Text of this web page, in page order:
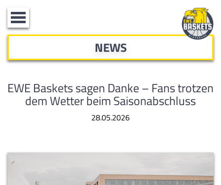
Toggle
navigation
NEWS
EWE Baskets sagen Danke – Fans trotzen
dem Wetter beim Saisonabschluss
28.05.2026